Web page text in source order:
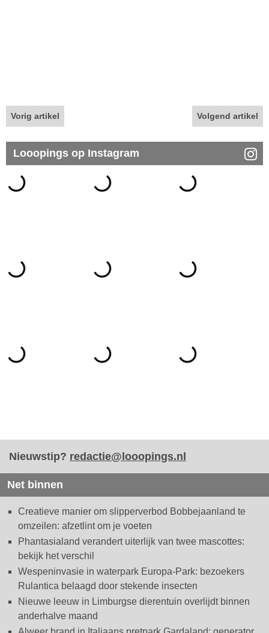
Vorig artikel Volgend artikel
Looopings op Instagram
Nieuwstip? redactie@looopings.nl
Net binnen
Creatieve manier om slipperverbod Bobbejaanland te
omzeilen: afzetlint om je voeten
Phantasialand verandert uiterlijk van twee mascottes:
bekijk het verschil
Wespeninvasie in waterpark Europa-Park: bezoekers
Rulantica belaagd door stekende insecten
Nieuwe leeuw in Limburgse dierentuin overlijdt binnen
anderhalve maand